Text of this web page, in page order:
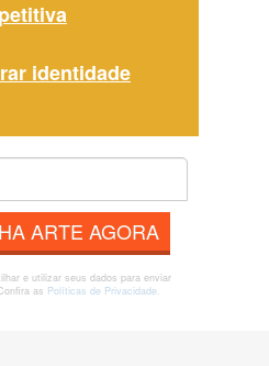
identidade
ARTE AGORA
e utilizar seus dados para enviar
as Políticas de Privacidade.